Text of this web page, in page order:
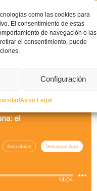
como las cookies para
El consentimiento de estas
de navegación o las
el consentimiento, puede
Configuración
Aviso Legal